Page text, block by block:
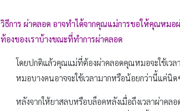
วิธีการ ผ่าคลอด อาจทำได้จากคุณแม่การขอให้คุณหม
ท้องของเราบ้างขณะที่ทำการผ่าคลอด
โดยปกติแล้วคุณแม่ที่ต้องผ่าคลอดคุณหมอจะใช้เว
หมอบางคนอาจจะใช้เวลามากหรือน้อยกว่านี้แค่นิ
หลังจากให้ยาสลบหรือบล็อคหลังเมื่อถึงเวลาผ่าค